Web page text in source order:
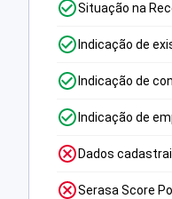
Situação na
Indicação de
Indicação de
Indicação de
Dados
Serasa Score